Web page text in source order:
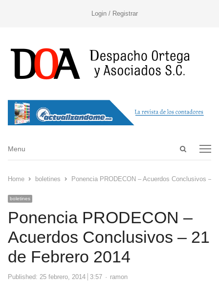
Login / Registrar
Open
Menu
Menu
Home boletines Ponencia PRODECON – Acuerdos Conclusivos –
boletines
Ponencia PRODECON –
Acuerdos Conclusivos – 21
de Febrero 2014
Published: 25 febrero, 2014 3:57 Author
ramon